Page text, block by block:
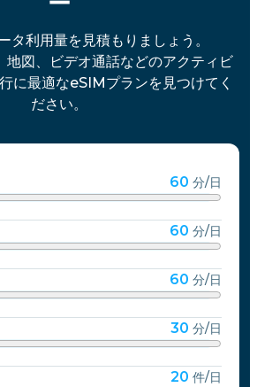
利用量を見積もりましょう。
図、ビデオ通話などのアクティビ
に最適なeSIMプランを見つけてく
ださい。
60 分/日
60 分/日
60 分/日
30 分/日
20 件/日